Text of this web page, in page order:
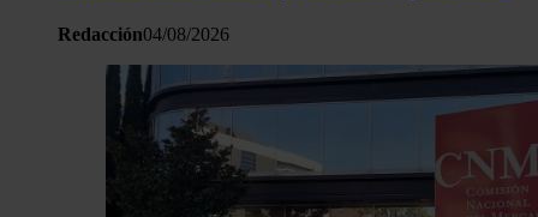
Redacción04/08/2026